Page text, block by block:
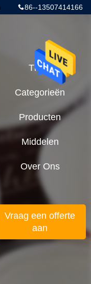
86--13507414166
Thuis
Categorieën
Producten
Middelen
Over Ons
Vraag een offerte
aan